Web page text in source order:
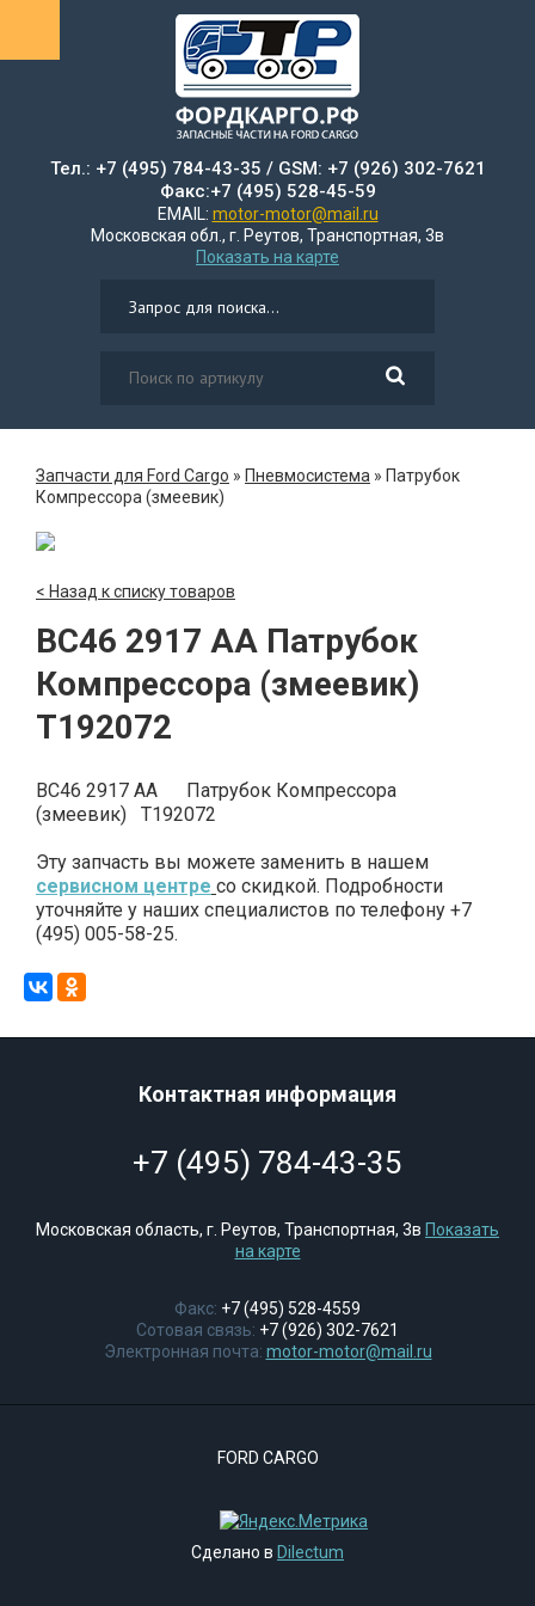
Тел.: +7 (495) 784-43-35 / GSM: +7 (926) 302-7621
Факс:+7 (495) 528-45-59
EMAIL: motor-motor@mail.ru
Московская обл., г. Реутов, Транспортная, 3в
Показать на карте
Запчасти для Ford Cargo » Пневмосистема » Патрубок
Компрессора (змеевик)
< Назад к списку товаров
BC46 2917 AA Патрубок
Компрессора (змеевик)
T192072
BC46 2917 AA Патрубок Компрессора
(змеевик) T192072
Эту запчасть вы можете заменить в нашем
сервисном центре со скидкой. Подробности
уточняйте у наших специалистов по телефону +7
(495) 005-58-25.
Контактная информация
+7 (495) 784-43-35
Московская область, г. Реутов, Транспортная, 3в Показать
на карте
Факс: +7 (495) 528-4559
Сотовая связь: +7 (926) 302-7621
Электронная почта: motor-motor@mail.ru
FORD CARGO
Сделано в Dilectum